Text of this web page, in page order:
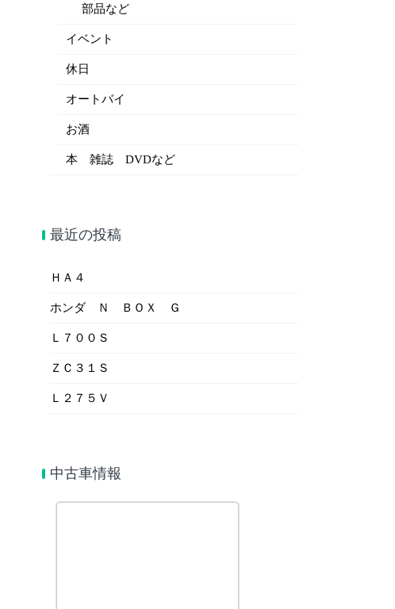
部品など
イベント
休日
オートバイ
お酒
本 雑誌 DVDなど
最近の投稿
ＨＡ４
ホンダ Ｎ ＢＯＸ Ｇ
Ｌ７００Ｓ
ＺＣ３１Ｓ
Ｌ２７５Ｖ
中古車情報